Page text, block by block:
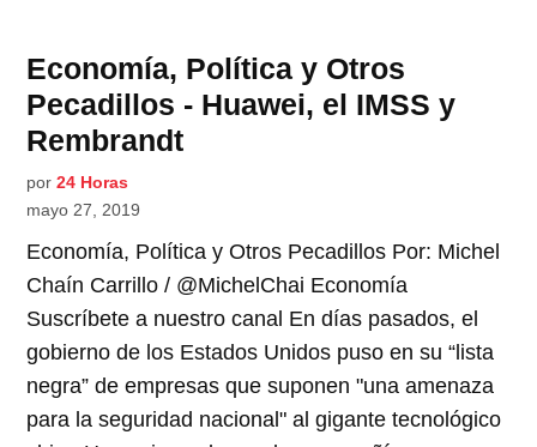
Economía, Política y Otros
Pecadillos - Huawei, el IMSS y
Rembrandt
por 24 Horas
mayo 27, 2019
Economía, Política y Otros Pecadillos Por: Michel
Chaín Carrillo / @MichelChai Economía
Suscríbete a nuestro canal En días pasados, el
gobierno de los Estados Unidos puso en su “lista
negra” de empresas que suponen "una amenaza
para la seguridad nacional" al gigante tecnológico